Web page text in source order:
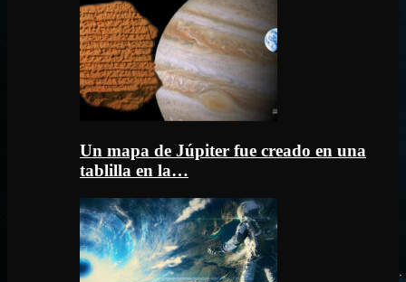
Un mapa de Júpiter fue creado en una
tablilla en la…